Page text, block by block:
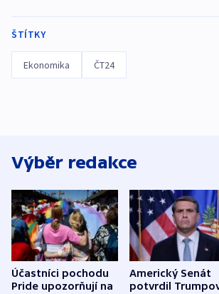
ŠTÍTKY
Ekonomika ČT24
Výběr redakce
Účastníci pochodu
Pride upozorňují na
Americký Senát
potvrdil